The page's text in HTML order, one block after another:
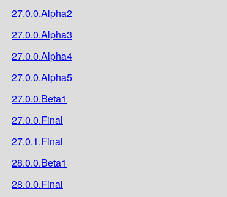
27.0.0.Alpha2
27.0.0.Alpha3
27.0.0.Alpha4
27.0.0.Alpha5
27.0.0.Beta1
27.0.0.Final
27.0.1.Final
28.0.0.Beta1
28.0.0.Final